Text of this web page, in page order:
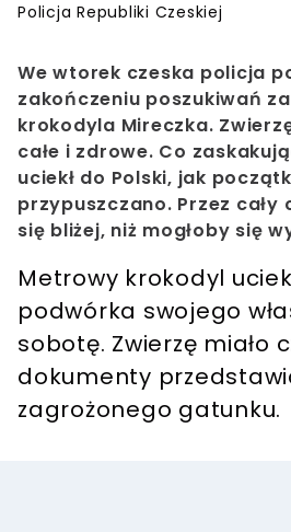
Policja Republiki Czeskiej
We wtorek czeska policja
zakończeniu poszukiwań
krokodyla Mireczka.
całe i zdrowe. Co
uciekł do Polski, jak
przypuszczano. Przez cały
się bliżej, niż mogłoby się
Metrowy krokodyl
podwórka swojego
sobotę. Zwierzę miało
dokumenty
zagrożonego gatunku.